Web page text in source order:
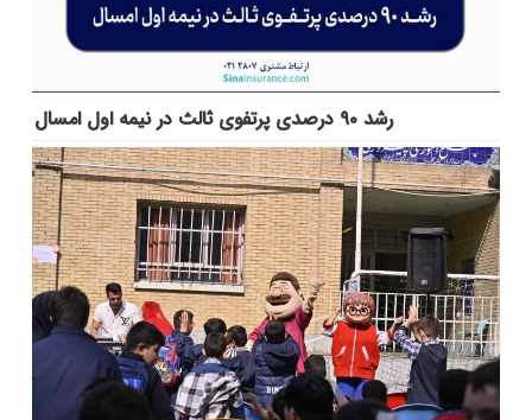
رشد ۹۰ درصدی پرتفوی ثالث در نیمه اول امسال